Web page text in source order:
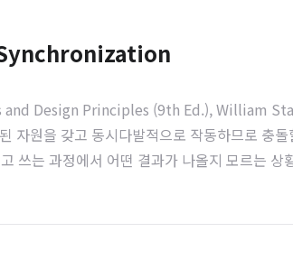
and Design Principles (9th Ed.), William
원을 갖고 동시다발적으로 작동하므로 충
쓰는 과정에서 어떤 결과가 나올지 모르는